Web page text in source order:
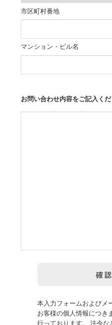
市区町村番地
マンション・ビル名
お問い合わせ内容をご記入くだ
本入力フォームおよびメ
お客様の個人情報につき
行っております。 法令な